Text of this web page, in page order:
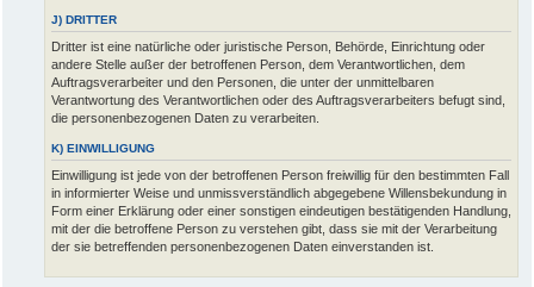
J) DRITTER
Dritter ist eine natürliche oder juristische Person, Behörde, Einrichtung oder
andere Stelle außer der betroffenen Person, dem Verantwortlichen, dem
Auftragsverarbeiter und den Personen, die unter der unmittelbaren
Verantwortung des Verantwortlichen oder des Auftragsverarbeiters befugt sind,
die personenbezogenen Daten zu verarbeiten.
K) EINWILLIGUNG
Einwilligung ist jede von der betroffenen Person freiwillig für den bestimmten Fall
in informierter Weise und unmissverständlich abgegebene Willensbekundung in
Form einer Erklärung oder einer sonstigen eindeutigen bestätigenden Handlung,
mit der die betroffene Person zu verstehen gibt, dass sie mit der Verarbeitung
der sie betreffenden personenbezogenen Daten einverstanden ist.